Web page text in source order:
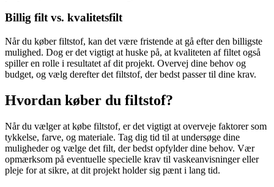
Billig filt vs. kvalitetsfilt
Når du køber filtstof, kan det være fristende at gå efter den billigste
mulighed. Dog er det vigtigt at huske på, at kvaliteten af filtet også
spiller en rolle i resultatet af dit projekt. Overvej dine behov og
budget, og vælg derefter det filtstof, der bedst passer til dine krav.
Hvordan køber du filtstof?
Når du vælger at købe filtstof, er det vigtigt at overveje faktorer som
tykkelse, farve, og materiale. Tag dig tid til at undersøge dine
muligheder og vælge det filt, der bedst opfylder dine behov. Vær
opmærksom på eventuelle specielle krav til vaskeanvisninger eller
pleje for at sikre, at dit projekt holder sig pænt i lang tid.